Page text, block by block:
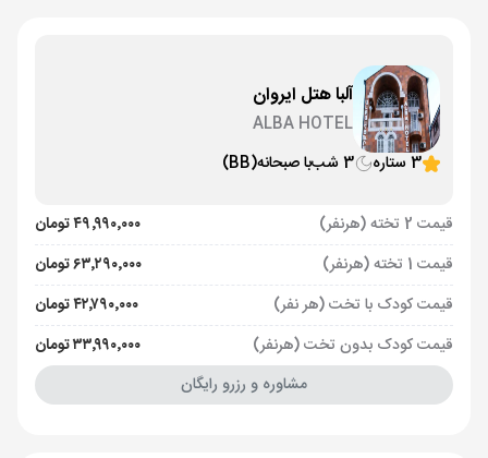
آلبا هتل ایروان
ALBA HOTEL
3 ستاره
3 شب با صبحانه(BB)
قیمت 2 تخته (هرنفر)
۴۹٬۹۹۰٬۰۰۰ تومان
قیمت 1 تخته (هرنفر)
۶۳٬۲۹۰٬۰۰۰ تومان
قیمت کودک با تخت (هر نفر)
۴۲٬۷۹۰٬۰۰۰ تومان
قیمت کودک بدون تخت (هرنفر)
۳۳٬۹۹۰٬۰۰۰ تومان
مشاوره و رزرو رایگان